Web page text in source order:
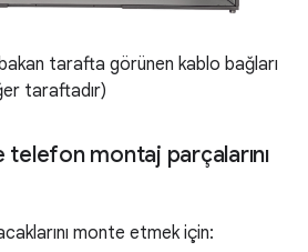
bakan tarafta görünen kablo bağları
taraftadır)
telefon montaj parçalarını
monte etmek için: